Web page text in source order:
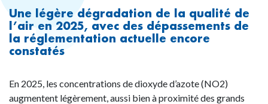
Une légère dégradation de la qualité de
l’air en 2025, avec des dépassements de
la réglementation actuelle encore
constatés
En 2025, les concentrations de dioxyde d’azote (NO2)
augmentent légèrement, aussi bien à proximité des grands